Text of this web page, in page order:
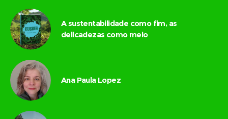
A sustentabilidade como fim, as
delicadezas como meio
Ana Paula Lopez